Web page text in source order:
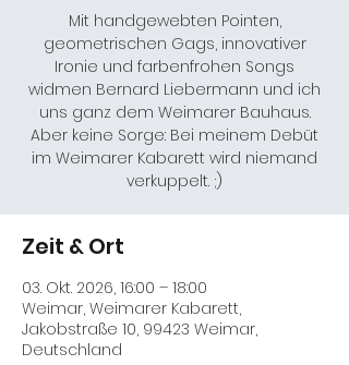
Mit handgewebten Pointen,
geometrischen Gags, innovativer
Ironie und farbenfrohen Songs
widmen Bernard Liebermann und ich
uns ganz dem Weimarer Bauhaus.
Aber keine Sorge: Bei meinem Debüt
im Weimarer Kabarett wird niemand
verkuppelt. ;)
Zeit & Ort
03. Okt. 2026, 16:00 – 18:00
Weimar, Weimarer Kabarett,
Jakobstraße 10, 99423 Weimar,
Deutschland